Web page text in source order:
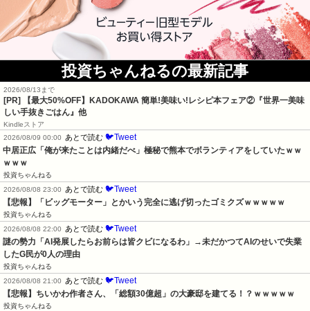
投資ちゃんねるの最新記事
2026/08/13まで
[PR] 【最大50%OFF】KADOKAWA 簡単!美味い!レシピ本フェア②『世界一美味
しい手抜きごはん』他
Kindleストア
2026/08/09 00:00
あとで読む 🐦Tweet
中居正広「俺が来たことは内緒だべ」極秘で熊本でボランティアをしていたｗｗ
ｗｗｗ
投資ちゃんねる
2026/08/08 23:00
あとで読む 🐦Tweet
【悲報】「ビッグモーター」とかいう完全に逃げ切ったゴミクズｗｗｗｗｗ
投資ちゃんねる
2026/08/08 22:00
あとで読む 🐦Tweet
謎の勢力「AI発展したらお前らは皆クビになるわ」→未だかつてAIのせいで失業
したG民が0人の理由
投資ちゃんねる
2026/08/08 21:00
あとで読む 🐦Tweet
【悲報】ちいかわ作者さん、「総額30億超」の大豪邸を建てる！？ｗｗｗｗｗ
投資ちゃんねる